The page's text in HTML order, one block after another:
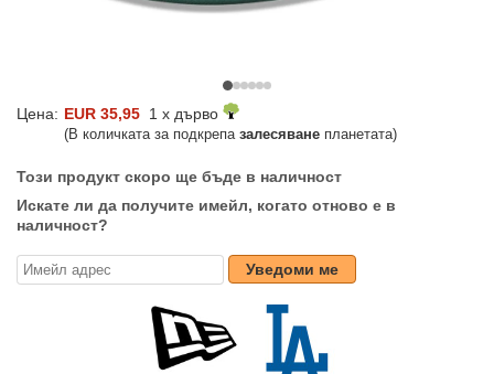
Цена: EUR 35,95 1 x дърво
(В количката за подкрепа залесяване планетата)
Този продукт скоро ще бъде в наличност
Искате ли да получите имейл, когато отново е в
наличност?
Уведоми ме